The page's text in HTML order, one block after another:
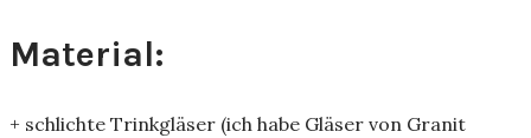
Material:
+ schlichte Trinkgläser (ich habe Gläser von Granit